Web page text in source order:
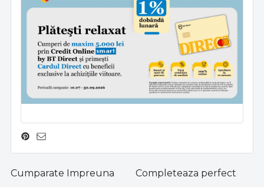
Cumparate Impreuna Completeaza perfect